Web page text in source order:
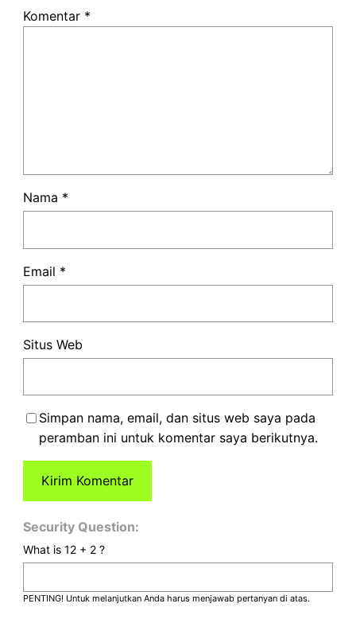
Komentar *
Nama *
Email *
Situs Web
Simpan nama, email, dan situs web saya pada
peramban ini untuk komentar saya berikutnya.
Security Question:
What is 12 + 2 ?
PENTING! Untuk melanjutkan Anda harus menjawab pertanyan di atas.